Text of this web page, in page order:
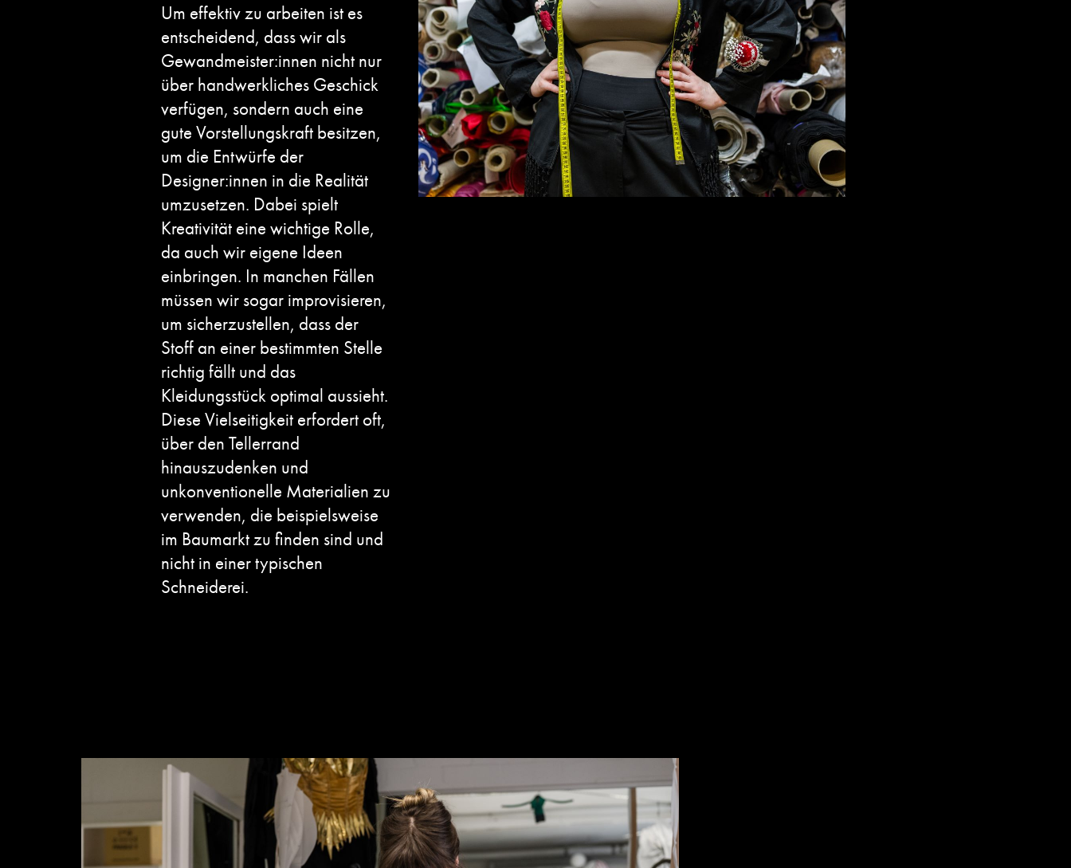
Um effektiv zu arbeiten ist es
entscheidend, dass wir als
Gewandmeister:innen nicht nur
über handwerkliches Geschick
verfügen, sondern auch eine
gute Vorstellungskraft besitzen,
um die Entwürfe der
Designer:innen in die Realität
umzusetzen. Dabei spielt
Kreativität eine wichtige Rolle,
da auch wir eigene Ideen
einbringen. In manchen Fällen
müssen wir sogar improvisieren,
um sicherzustellen, dass der
Stoff an einer bestimmten Stelle
richtig fällt und das
Kleidungsstück optimal aussieht.
Diese Vielseitigkeit erfordert oft,
über den Tellerrand
hinauszudenken und
unkonventionelle Materialien zu
verwenden, die beispielsweise
im Baumarkt zu finden sind und
nicht in einer typischen
Schneiderei.